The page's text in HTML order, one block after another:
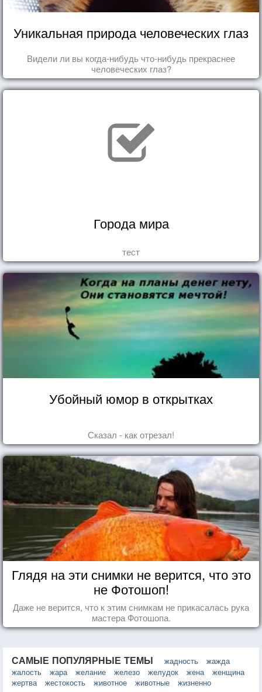
Уникальная природа человеческих глаз
Видели ли вы когда-нибудь что-нибудь прекраснее
человеческих глаз?
Города мира
тест
Убойный юмор в открытках
Сказал - как отрезал!
Глядя на эти снимки не верится, что это
не Фотошоп!
Даже не верится, что к этим снимкам не прикасалась рука
мастера Фотошопа.
САМЫЕ ПОПУЛЯРНЫЕ ТЕМЫ жадность
жажда
жалость
жара желание железо желудок жена
женщина
жертва
жестокость животное животные
жизненно